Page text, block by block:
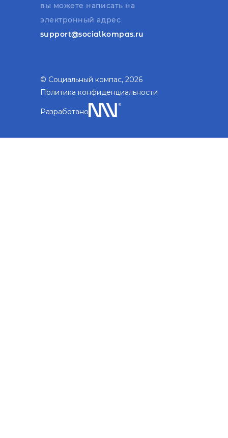
вы можете написать на
электронный адрес
support@socialkompas.ru
© Социальный компас, 2026
Политика конфиденциальности
Разработано